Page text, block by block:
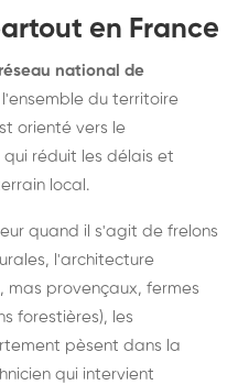
en France
réseau national de
du territoire
orienté vers le
qui réduit les délais et
local.
quand il s'agit de frelons
l'architecture
mas provençaux, fermes
forestières), les
pèsent dans la
qui intervient